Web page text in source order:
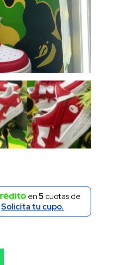
en5cuotas de
Solicita tu cupo.